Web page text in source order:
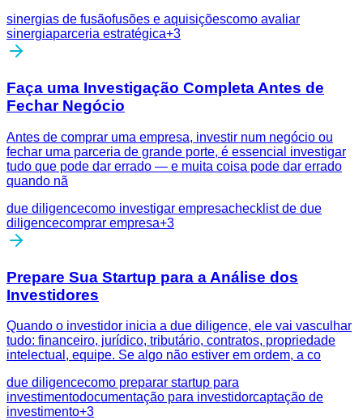
sinergias de fusãofusões e aquisiçõescomo avaliar
sinergiaparceria estratégica+3
Faça uma Investigação Completa Antes de
Fechar Negócio
Antes de comprar uma empresa, investir num negócio ou
fechar uma parceria de grande porte, é essencial investigar
tudo que pode dar errado — e muita coisa pode dar errado
quando nã
due diligencecomo investigar empresachecklist de due
diligencecomprar empresa+3
Prepare Sua Startup para a Análise dos
Investidores
Quando o investidor inicia a due diligence, ele vai vasculhar
tudo: financeiro, jurídico, tributário, contratos, propriedade
intelectual, equipe. Se algo não estiver em ordem, a co
due diligencecomo preparar startup para
investimentodocumentação para investidorcaptação de
investimento+3